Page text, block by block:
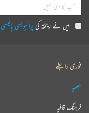
میں نے ریختہ کیپرائیویسی پالیسی
فوری رابطے
عطیہ
فرہنگ قافیہ